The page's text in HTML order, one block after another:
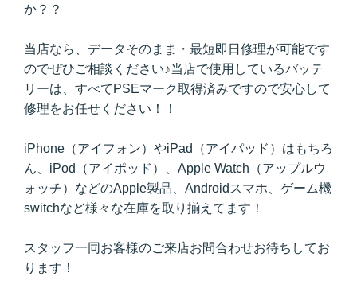
か？？
当店なら、データそのまま・最短即日修理が可能です
のでぜひご相談ください♪当店で使用しているバッテ
リーは、すべてPSEマーク取得済みですので安心して
修理をお任せください！！
iPhone（アイフォン）やiPad（アイパッド）はもちろ
ん、iPod（アイポッド）、Apple Watch（アップルウ
ォッチ）などのApple製品、Androidスマホ、ゲーム機
switchなど様々な在庫を取り揃えてます！
スタッフ一同お客様のご来店お問合わせお待ちしてお
ります！